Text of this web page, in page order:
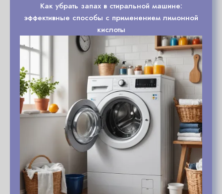
Как убрать запах в стиральной машине:
эффективные способы с применением лимонной
кислоты